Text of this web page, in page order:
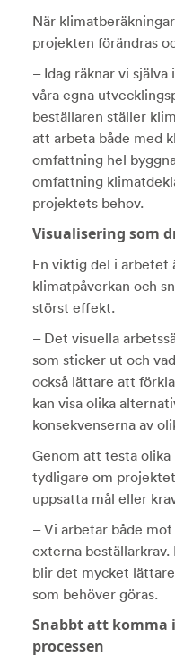
När
projekten förändras
– Idag räknar vi
våra egna
beställaren ställer
att arbeta både med
omfattning hel
omfattning
projektets behov.
Visualisering som
En viktig del i arbetet
klimatpåverkan och
störst effekt.
– Det visuella
som sticker ut och
också lättare att
kan visa olika
konsekvenserna av
Genom att testa
tydligare om
uppsatta mål eller
– Vi arbetar både
externa
blir det mycket
som behöver göras.
Snabbt att komma
processen